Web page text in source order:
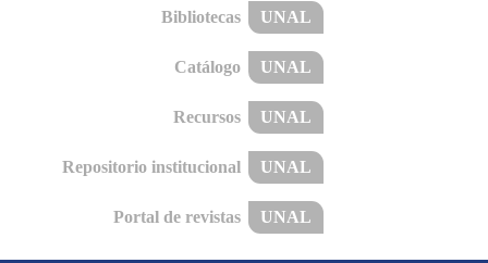
Bibliotecas UNAL
Catálogo UNAL
Recursos UNAL
Repositorio institucional UNAL
Portal de revistas UNAL